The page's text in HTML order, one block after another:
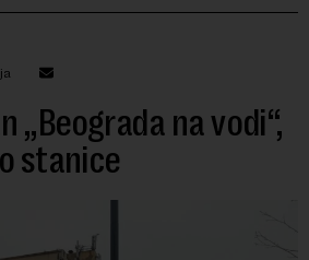
„Beograda na vodi“,
stanice